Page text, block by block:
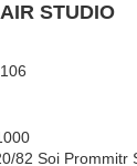
STUDIO
82 Soi Prommitr